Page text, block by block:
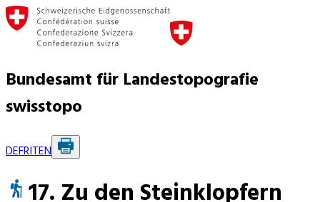
Bundesamt für Landestopografie
swisstopo
DEFRITEN
17. Zu den Steinklopfern